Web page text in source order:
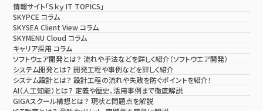
情報サイト「Ｓｋｙ IT TOPICS」
SKYPCE コラム
SKYSEA Client View コラム
SKYMENU Cloud コラム
キャリア採用 コラム
ソフトウェア開発とは？ 流れや手法などを詳しく紹介（ソフトウエア開発）
システム開発とは？ 開発工程や事例などを詳しく紹介
システム設計とは？ 設計工程の流れや失敗を防ぐポイントを紹介！
AI（人工知能）とは？ 定義や歴史、活用事例まで徹底解説
GIGAスクール構想とは？ 現状と問題点を解説